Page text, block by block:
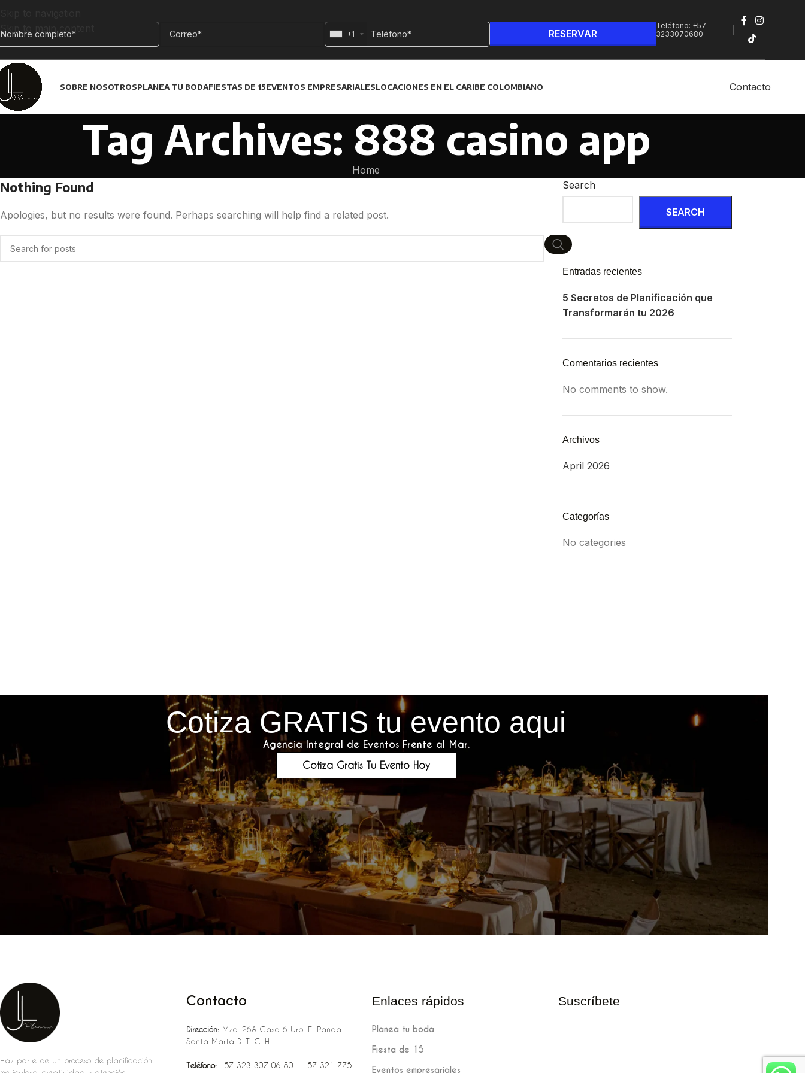
Skip to main content
+1
Teléfono: +57
3233070680‬
SOBRE NOSOTROSPLANEA TU BODAFIESTAS DE 15EVENTOS EMPRESARIALESLOCACIONES EN EL CARIBE COLOMBIANO Contacto
Tag Archives: 888 casino app
Home
Nothing Found
Apologies, but no results were found. Perhaps searching will help find a related post.
Search
SEARCH
Entradas recientes
5 Secretos de Planificación que
Transformarán tu 2026
Comentarios recientes
No comments to show.
Archivos
April 2026
Categorías
No categories
Cotiza GRATIS tu evento aqui
Agencia Integral de Eventos Frente al Mar.
Cotiza Gratis Tu Evento Hoy
Haz parte de un proceso de planificación
Contacto
Dirección:Mza. 26A Casa 6 Urb. El Panda
Santa Marta D. T. C. H
Teléfono:‪‪‪+57 323 307 06 80‬‬‬ – +57 321 775
Enlaces rápidos
Planea tu boda
Fiesta de 15
Eventos empresariales
Suscríbete